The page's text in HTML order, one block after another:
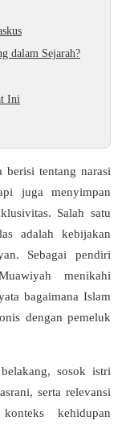
dalam Sejarah?
Ini
berisi tentang narasi
juga menyimpan
Salah satu
adalah kebijakan
Sebagai pendiri
menikahi
bagaimana Islam
dengan pemeluk
sosok istri
serta relevansi
kehidupan